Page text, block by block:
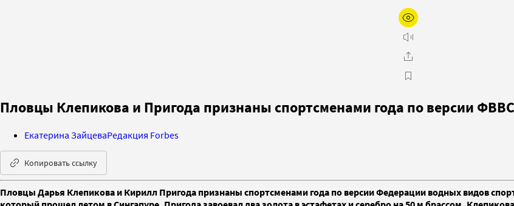
Пловцы Клепикова и Пригода признаны спортсменами года по версии
Екатерина ЗайцеваРедакция Forbes
Копировать ссылку
Пловцы Дарья Клепикова и Кирилл Пригода признаны спортсменами года по версии Федерации водных видов